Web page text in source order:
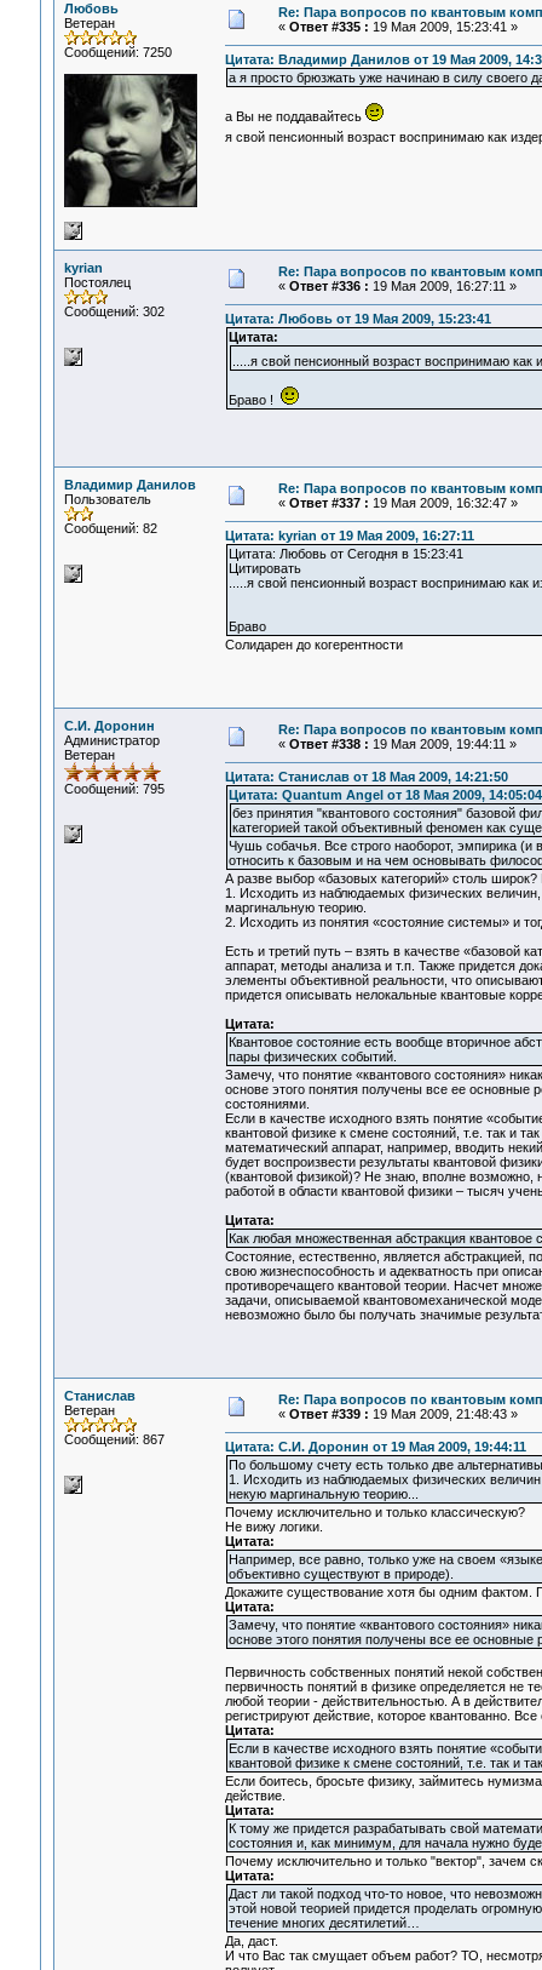
Любовь
Ветеран
Сообщений: 7250
Re: Пара вопросов по квантовым
« Ответ #335 : 19 Мая 2009, 15:23:41 »
Цитата: Владимир Данилов от 19 Мая 2009,
а я просто брюзжать уже начинаю в силу своего
а Вы не поддавайтесь
я свой пенсионный возраст воспринимаю как
kyrian
Постоялец
Сообщений: 302
Re: Пара вопросов по квантовым
« Ответ #336 : 19 Мая 2009, 16:27:11 »
Цитата: Любовь от 19 Мая 2009, 15:23:41
Цитата:
.....я свой пенсионный возраст воспринимаю
Браво !
Владимир Данилов
Пользователь
Сообщений: 82
Re: Пара вопросов по квантовым
« Ответ #337 : 19 Мая 2009, 16:32:47 »
Цитата: kyrian от 19 Мая 2009, 16:27:11
Цитата: Любовь от Сегодня в 15:23:41
Цитировать
.....я свой пенсионный возраст воспринимаю
Браво
Солидарен до когерентности
С.И. Доронин
Администратор
Ветеран
Сообщений: 795
Re: Пара вопросов по квантовым
« Ответ #338 : 19 Мая 2009, 19:44:11 »
Цитата: Станислав от 18 Мая 2009, 14:21:50
Цитата: Quantum Angel от 18 Мая 2009, 14:05:04
без принятия "квантового состояния" базовой
категорией такой объективный феномен как
Чушь собачья. Все строго наоборот, эмпирика (и
относить к базовым и на чем основывать
А разве выбор «базовых категорий» столь
1. Исходить из наблюдаемых физических
маргинальную теорию.
2. Исходить из понятия «состояние системы» и
Есть и третий путь – взять в качестве «базовой
аппарат, методы анализа и т.п. Также придется
элементы объективной реальности, что
придется описывать нелокальные квантовые
Цитата:
Квантовое состояние есть вообще вторичное
пары физических событий.
Замечу, что понятие «квантового состояния»
основе этого понятия получены все ее основные
состояниями.
Если в качестве исходного взять понятие
квантовой физике к смене состояний, т.е. так и
математический аппарат, например, вводить
будет воспроизвести результаты квантовой
(квантовой физикой)? Не знаю, вполне возможно,
работой в области квантовой физики – тысяч
Цитата:
Как любая множественная абстракция квантовое
Состояние, естественно, является абстракцией,
свою жизнеспособность и адекватность при
противоречащего квантовой теории. Насчет
задачи, описываемой квантовомеханической
невозможно было бы получать значимые
Станислав
Ветеран
Сообщений: 867
Re: Пара вопросов по квантовым
« Ответ #339 : 19 Мая 2009, 21:48:43 »
Цитата: С.И. Доронин от 19 Мая 2009, 19:44:11
По большому счету есть только две
1. Исходить из наблюдаемых физических
некую маргинальную теорию...
Почему исключительно и только классическую?
Не вижу логики.
Цитата:
Например, все равно, только уже на своем
объективно существуют в природе).
Докажите существование хотя бы одним фактом.
Цитата:
Замечу, что понятие «квантового состояния»
основе этого понятия получены все ее основные
Первичность собственных понятий некой
первичность понятий в физике определяется не
любой теории - действительностью. А в
регистрируют действие, которое квантованно.
Цитата:
Если в качестве исходного взять понятие
квантовой физике к смене состояний, т.е. так и
Если боитесь, бросьте физику, займитесь
действие.
Цитата:
К тому же придется разрабатывать свой
состояния и, как минимум, для начала нужно
Почему исключительно и только "вектор", зачем
Цитата:
Даст ли такой подход что-то новое, что
этой новой теорией придется проделать
течение многих десятилетий…
Да, даст.
И что Вас так смущает объем работ? ТО,